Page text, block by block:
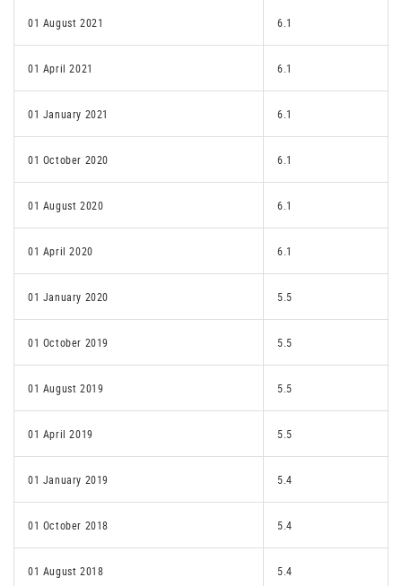
01 August 2021 6.1
01 April 2021 6.1
01 January 2021 6.1
01 October 2020 6.1
01 August 2020 6.1
01 April 2020 6.1
01 January 2020 5.5
01 October 2019 5.5
01 August 2019 5.5
01 April 2019 5.5
01 January 2019 5.4
01 October 2018 5.4
01 August 2018 5.4